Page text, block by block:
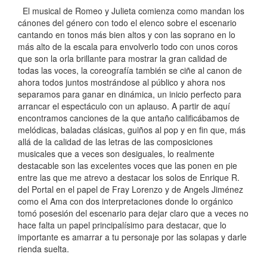
El musical de Romeo y Julieta comienza como mandan los
cánones del género con todo el elenco sobre el escenario
cantando en tonos más bien altos y con las soprano en lo
más alto de la escala para envolverlo todo con unos coros
que son la orla brillante para mostrar la gran calidad de
todas las voces, la coreografía también se ciñe al canon de
ahora todos juntos mostrándose al público y ahora nos
separamos para ganar en dinámica, un inicio perfecto para
arrancar el espectáculo con un aplauso. A partir de aquí
encontramos canciones de la que antaño calificábamos de
melódicas, baladas clásicas, guiños al pop y en fin que, más
allá de la calidad de las letras de las composiciones
musicales que a veces son desiguales, lo realmente
destacable son las excelentes voces que las ponen en pie
entre las que me atrevo a destacar los solos de Enrique R.
del Portal en el papel de Fray Lorenzo y de Angels Jiménez
como el Ama con dos interpretaciones donde lo orgánico
tomó posesión del escenario para dejar claro que a veces no
hace falta un papel principalísimo para destacar, que lo
importante es amarrar a tu personaje por las solapas y darle
rienda suelta.